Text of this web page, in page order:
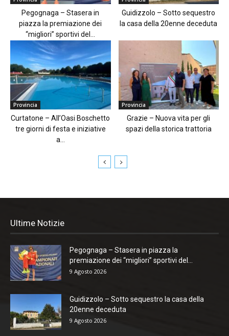
Pegognaga – Stasera in
piazza la premiazione dei
“migliori” sportivi del...
Guidizzolo – Sotto sequestro
la casa della 20enne deceduta
Provincia
Curtatone – All’Oasi Boschetto
tre giorni di festa e iniziative
a...
Provincia
Grazie – Nuova vita per gli
spazi della storica trattoria
Ultime Notizie
Pegognaga – Stasera in piazza la
premiazione dei “migliori” sportivi del...
9 Agosto 2026
Guidizzolo – Sotto sequestro la casa della
20enne deceduta
9 Agosto 2026